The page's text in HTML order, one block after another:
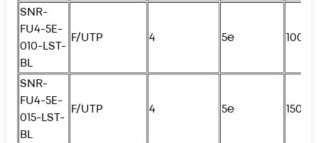
SNR-
FU4-5E-
010-LST-
BL
F/UTP 4 5e
SNR-
FU4-5E-
015-LST-
BL
F/UTP 4 5e 150см